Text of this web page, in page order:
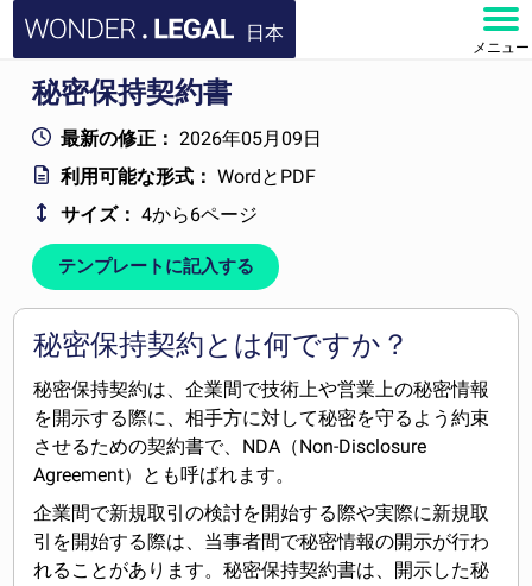
日本
メニュー
ホーム
文書
よくある質問
お問い合わせ
アカウント
秘密保持契約書
最新の修正： 2026年05月09日
利用可能な形式：WordとPDF
サイズ： 4から6ページ
テンプレートに記入する
秘密保持契約とは何ですか？
秘密保持契約は、企業間で技術上や営業上の秘密情報
を開示する際に、相手方に対して秘密を守るよう約束
させるための契約書で、NDA（Non-Disclosure
Agreement）とも呼ばれます。
企業間で新規取引の検討を開始する際や実際に新規取
引を開始する際は、当事者間で秘密情報の開示が行わ
れることがあります。秘密保持契約書は、開示した秘